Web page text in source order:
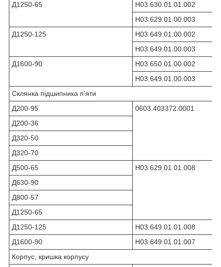
Д1250-65
Н03.630.01.01.002
Н03.629.01.00.003
Д1250-125
Н03.649.01.00.002
Н03.649.01.00.003
Д1600-90
Н03.650.01.00.002
Н03.649.01.00.003
Склянка підшипника п'яти
Д200-95
0603.403372.0001
Д200-36
Д320-50
Д320-70
Д500-65
Н03.629.01.01.008
Д630-90
Д800-57
Д1250-65
Д1250-125
Н03.649.01.01.008
Д1600-90
Н03.649.01.01.007
Корпус, кришка корпусу